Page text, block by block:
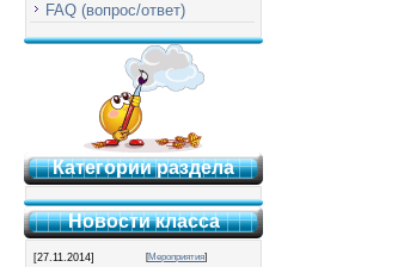
FAQ (вопрос/ответ)
Категории раздела
Новости класса
[27.11.2014] [Мероприятия]